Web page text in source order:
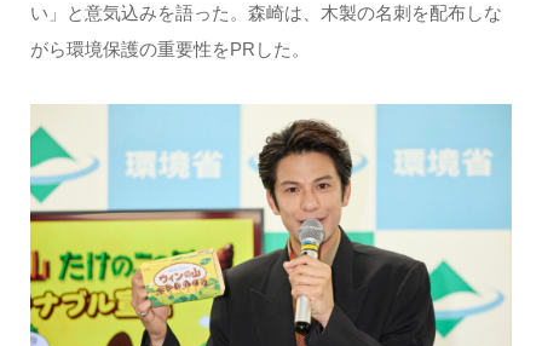
い」と意気込みを語った。森崎は、木製の名刺を配布しな
がら環境保護の重要性をPRした。